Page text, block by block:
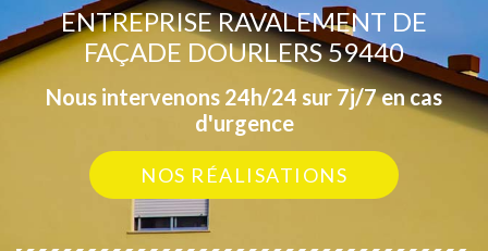
ENTREPRISE RAVALEMENT DE
FAÇADE DOURLERS 59440
Nous intervenons 24h/24 sur 7j/7 en cas
d'urgence
NOS RÉALISATIONS